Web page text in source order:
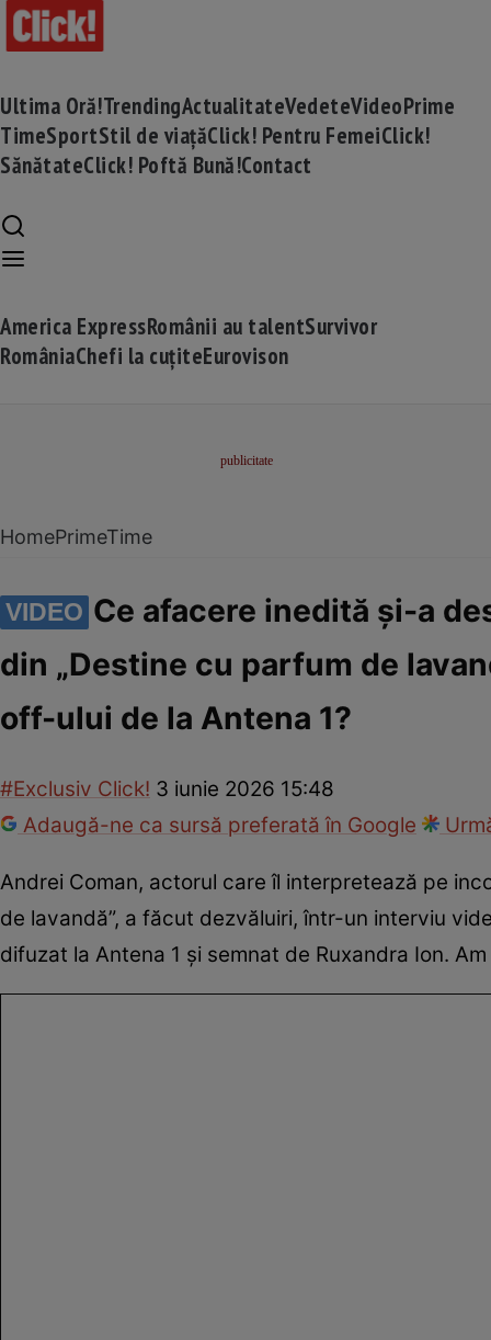
Ultima Oră!TrendingActualitateVedeteVideoPrime
TimeSportStil de viațăClick! Pentru FemeiClick!
SănătateClick! Poftă Bună!Contact
America ExpressRomânii au talentSurvivor
RomâniaChefi la cuțiteEurovison
HomePrimeTime
VIDEO Ce afacere inedită și-a
din „Destine cu parfum de
off-ului de la Antena 1?
#Exclusiv Click! 3 iunie 2026 15:48
Adaugă-ne ca sursă preferată în Google
Andrei Coman, actorul care îl interpretează pe
de lavandă”, a făcut dezvăluiri, într-un interviu
difuzat la Antena 1 și semnat de Ruxandra Ion.